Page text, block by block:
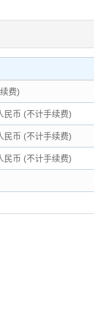
费)
民币 (不计手续费)
民币 (不计手续费)
民币 (不计手续费)